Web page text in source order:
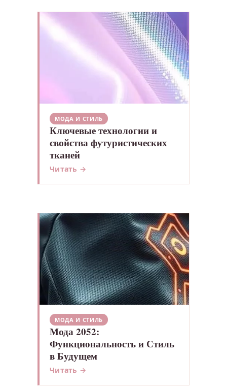
МОДА И СТИЛЬ
Ключевые технологии и
свойства футуристических
тканей
Читать →
МОДА И СТИЛЬ
Мода 2052:
Функциональность и Стиль
в Будущем
Читать →